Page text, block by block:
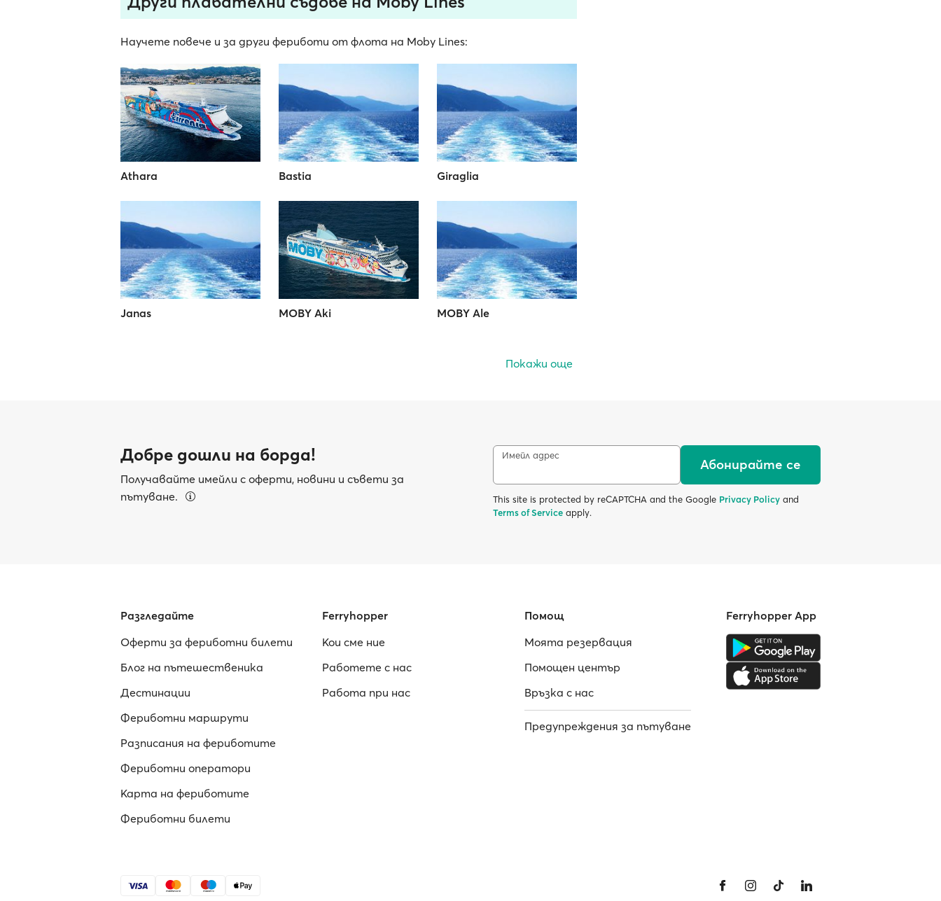
Научете повече и за други фериботи от флота на Moby Lines:
Athara Bastia Giraglia
Janas MOBY Aki MOBY Ale
Покажи още
Добре дошли на борда!
Получавайте имейли с оферти, новини и съвети за
пътуване.
Имейл адрес
Абонирайте се
This site is protected by reCAPTCHA and the Google Privacy Policy and
Terms of Service apply.
Разгледайте
Оферти за фериботни билети
Блог на пътешественика
Дестинации
Фериботни маршрути
Разписания на фериботите
Фериботни оператори
Карта на фериботите
Фериботни билети
Ferryhopper
Кои сме ние
Работете с нас
Работa при нас
Помощ
Моята резервация
Помощен център
Връзка с нас
Предупреждения за пътуване
Ferryhopper App